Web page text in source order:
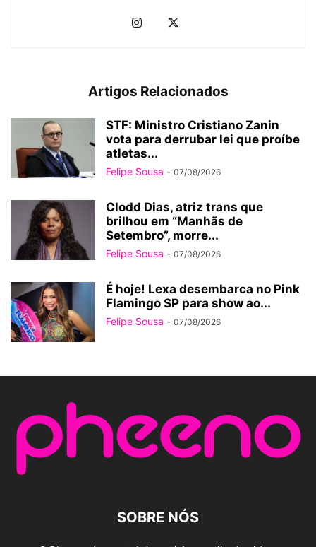
Artigos Relacionados
STF: Ministro Cristiano Zanin
vota para derrubar lei que proíbe
atletas...
Felipe Sousa - 07/08/2026
Clodd Dias, atriz trans que
brilhou em “Manhãs de
Setembro”, morre...
Felipe Sousa - 07/08/2026
É hoje! Lexa desembarca no Pink
Flamingo SP para show ao...
Felipe Sousa - 07/08/2026
SOBRE NÓS